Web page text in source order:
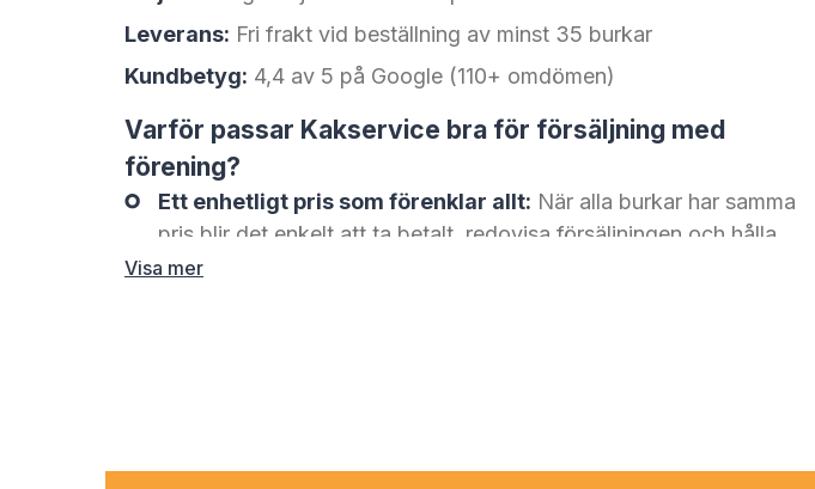
Leverans: Fri frakt vid beställning av minst 35 burkar
Kundbetyg: 4,4 av 5 på Google (110+ omdömen)
Varför passar Kakservice bra för försäljning med
förening?
Ett enhetligt pris som förenklar allt: När alla burkar har samma
pris blir det enkelt att ta betalt, redovisa försäljningen och hålla
ordning på intäkterna.